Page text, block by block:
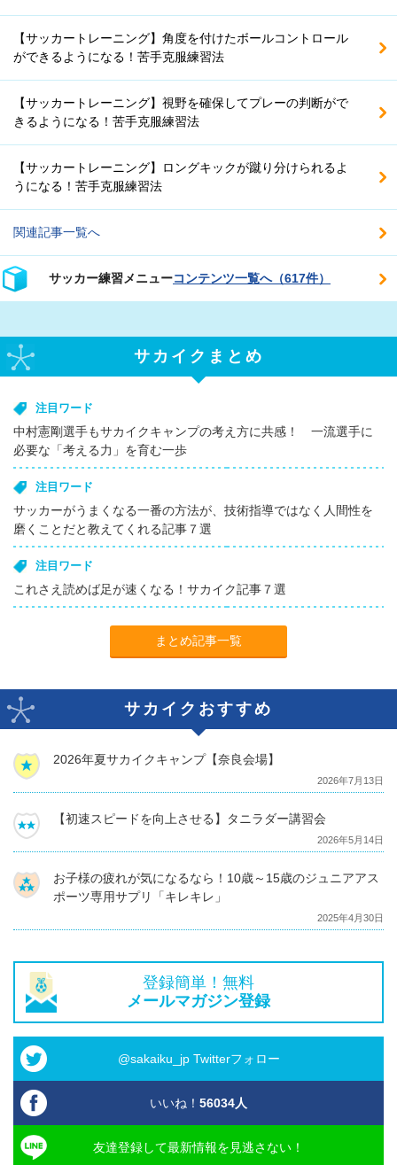
【サッカートレーニング】角度を付けたボールコントロール
ができるようになる！苦手克服練習法
【サッカートレーニング】視野を確保してプレーの判断がで
きるようになる！苦手克服練習法
【サッカートレーニング】ロングキックが蹴り分けられるよ
うになる！苦手克服練習法
関連記事一覧へ
サッカー練習メニューコンテンツ一覧へ（617件）
サカイクまとめ
注目ワード
中村憲剛選手もサカイクキャンプの考え方に共感！ 一流選手に
必要な「考える力」を育む一歩
注目ワード
サッカーがうまくなる一番の方法が、技術指導ではなく人間性を
磨くことだと教えてくれる記事７選
注目ワード
これさえ読めば足が速くなる！サカイク記事７選
まとめ記事一覧
サカイクおすすめ
2026年夏サカイクキャンプ【奈良会場】
2026年7月13日
【初速スピードを向上させる】タニラダー講習会
2026年5月14日
お子様の疲れが気になるなら！10歳～15歳のジュニアアス
ポーツ専用サプリ「キレキレ」
2025年4月30日
登録簡単！無料
メールマガジン登録
@sakaiku_jp Twitterフォロー
いいね！ 56034人
友達登録して最新情報を見逃さない！